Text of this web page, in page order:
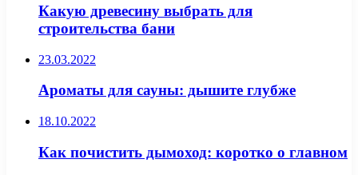
Какую древесину выбрать для
строительства бани
23.03.2022
Ароматы для сауны: дышите глубже
18.10.2022
Как почистить дымоход: коротко о главном